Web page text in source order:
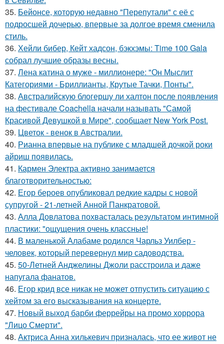
35. Бейонсе, которую недавно "Перепутали" с её с
подросшей дочерью, впервые за долгое время сменила
стиль.
36. Хейли бибер, Кейт хадсон, бэкхэмы: Time 100 Gala
собрал лучшие образы весны.
37. Лена катина о муже - миллионере: "Он Мыслит
Категориями - Бриллианты, Крутые Тачки, Понты".
38. Австралийскую блогершу ли халтон после появления
на фестивале Coachella начали называть "Самой
Красивой Девушкой в Мире", сообщает New York Post.
39. Цветок - венок в Австралии.
40. Рианна впервые на публике с младшей дочкой роки
айриш появилась.
41. Кармен Электра активно занимается
благотворительностью:
42. Егор бероев опубликовал редкие кадры с новой
супругой - 21-летней Анной Панкратовой.
43. Алла Довлатова похвасталась результатом интимной
пластики: "ощущения очень классные!
44. В маленькой Алабаме родился Чарльз Уилбер -
человек, который перевернул мир садоводства.
45. 50-Летней Анджелины Джоли расстроила и даже
напугала фанатов.
46. Егор крид все никак не может отпустить ситуацию с
хейтом за его высказывания на концерте.
47. Новый выход барби феррейры на промо хоррора
"Лицо Смерти".
48. Актриса Анна хилькевич призналась, что ее живот не